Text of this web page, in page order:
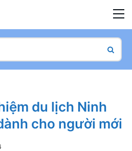
du lịch Ninh
cho người mới